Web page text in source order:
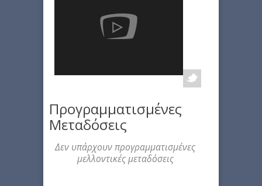
Προγραμματισμένες
Μεταδόσεις
Δεν υπάρχουν προγραμματισμένες
μελλοντικές μεταδόσεις